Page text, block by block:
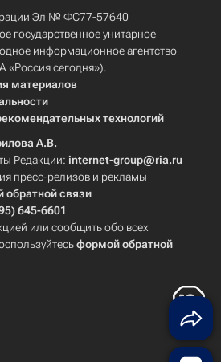
Эл № ФС77-57640
государственное унитарное
информационное агентство
«Россия сегодня»).
материалов
технологий
А.В.
Редакции: internet-group@ria.ru
пресс-релизов и рекламы
обратной связи
645-6601
или сообщить обо всех
формой обратной